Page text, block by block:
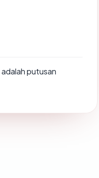
adalah putusan